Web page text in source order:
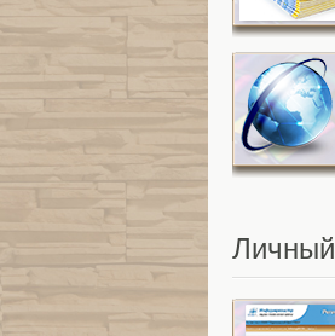
Личный